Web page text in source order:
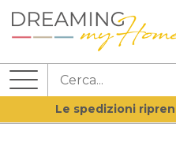
Le spedizioni